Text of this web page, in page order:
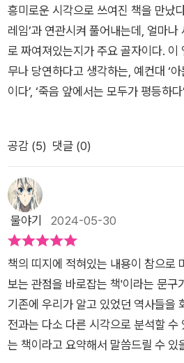
는 이 책의 핵심 주제가 누군가에겐
것이다. 하지만 주목할 지점은 변화
가 ‘글로벌 다수’의 실질적 진출과 “서
것은 이미 찻잔을 훌쩍 벗어난 태풍에
로 수년, ‘일극에서 다극으로 급속히
정계와 학계를 비판하는) 컨텐츠들이
있지 않을까 생각해본다.
두가 한번은 죽게 되는, 인간이면 당
라는 측면에서 죽음은 평등할까? 글
당연하다고 알고 있던 기본 프레임의
왜 우린 서양 중심의 프레임을 당연
받아들였던 것일까? 한 번도 의심하
은 단지 우리가 비판적인 사고를 갖
때문일까?
방할 것이다. 기원전 3세기부터 그리
히포크라테스라는 최초의 위대한 의
끼치지 말 것' 이라 맹세를 해왔기 때
를 움직인 열 가지 프레임』에 나오는
드는 과학, 교육, 문자, 법, 민주주의,
과 철학사를 전공하였기에,그의 시선
서,진실 찾기,개념 찾기에 골몰하고 있
세계사를 연대, 사건, 인물 과 같은 주
프레임에 따라서, 흘러 간다는 것이 매
내 생각과 관점, 프레임,진실이라 생각
서,새롭게 말하고 있었다. 미개인이라
대한 억압과 착취의 구조는 서양 문
며, 그것이 우리에게 낯설게 느껴지고
90 년에 쓰여진 책 『황금 가지』에 대
시 '문명'으로 이행하는 것에 대한 이
금까지 이어져 왔다. 우리 앞에 놓여진
이러한 말들은 누구도 그 개념을 믿어
럼 통용되고 있기도 하다. 하지만 잠
사실인지 어떻게 알 수 있을까? 문명
러한 생각들은 믿을 수 있는 것일까?
지켜온 신념으로 공유되는 열 가지 핵
그러한 개념들의 생성 과정을 탐구한
주주의, 시간, 국민, 예술, 죽음, 공동선
대해 이야기하는 책이기도 하다. 셰
카제국의 문자가 역사에서 삭제된 이
가득 찬 세상, 단 한 번도 국민에게 권
주주의라는 허상, 과학을 독차지한 자
덫 등 우리가 문명화의 증거라 믿었던
용했던 가치들 속에 어떤 권력의 프레
다면 놀랄 수밖에 없을 것이다. 우리
디에서 비롯되었는지, 누가 확립했으
보고 있는지 말이다. 이 재밌는 이야기
흥미로운 시각으로 쓰여진 책을 만났
레임’과 연관시켜 풀어내는데, 얼마
로 짜여져있는지가 주요 골자이다. 이
무나 당연하다고 생각하는, 예컨대 ‘아
이다’, ‘죽음 앞에서는 모두가 평등하
지 않음을 설파한다. 그리고 이 모든
준의 프레임들이라는 것들도 새삼 깨
피부인 사람 가운데 제일 백인스러운
을 하는데, 실은 외국에서 조금이라도
하지 싶다. 그 나라에서 태어나서 언어
냐’는 질문을 꼭 받는것처럼. 의도가
내가 살고 있는 도시를 얘기하면, 그
사람인지를 (ethnicity) 다시 한번 물
되고 많은 사람들이 겪는 그 질문. 그
나기도 한다. 모든 판단 기준이 놀랍도
공감 (5) 댓글 (0)
물야기 2024-05-30
책의 띠지에 적혀있는 내용이 참으로
보는 관점을 바로잡는 책'이라는 문구
기존에 우리가 알고 있었던 역사들을
전과는 다소 다른 시각으로 분석할
는 책이라고 요약해서 말씀드릴 수 있